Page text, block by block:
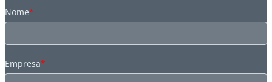
Nome*
Empresa*